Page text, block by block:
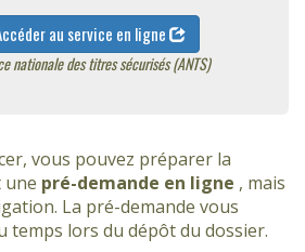
au service en ligne
nationale des titres sécurisés (ANTS)
vous pouvez préparer la
une pré-demande en ligne , mais
La pré-demande vous
temps lors du dépôt du dossier.